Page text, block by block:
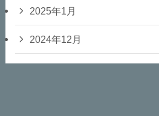
2025年1月
2024年12月